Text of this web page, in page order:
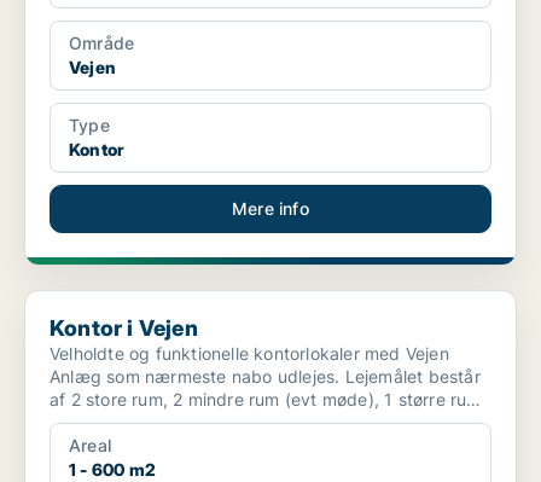
Område
Vejen
Type
Kontor
Mere info
Kontor i Vejen
Kontor i Vejen
Velholdte og funktionelle kontorlokaler med Vejen
Anlæg som nærmeste nabo udlejes. Lejemålet består
af 2 store rum, 2 mindre rum (evt møde), 1 større rum
...
Areal
1 - 600 m2